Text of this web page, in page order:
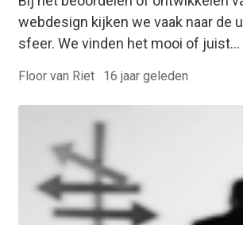
webdesign kijken we vaak naar de
sfeer. We vinden het mooi of juist…
Floor van Riet · 16 jaar geleden